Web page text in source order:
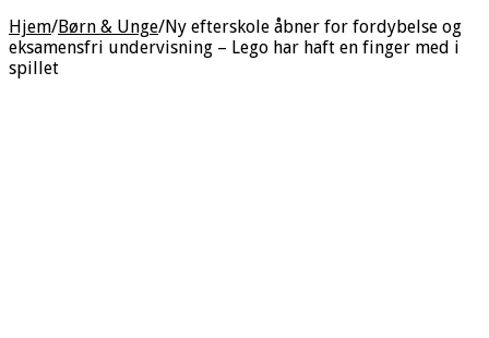
Hjem/Børn & Unge/Ny efterskole åbner for fordybelse og
eksamensfri undervisning – Lego har haft en finger med i
spillet